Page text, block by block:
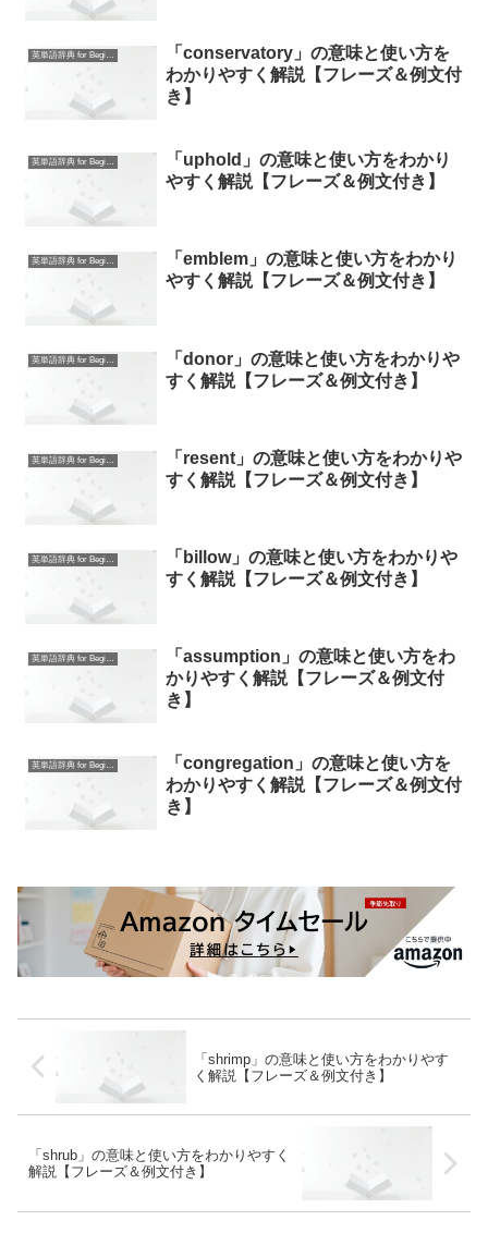
英単語辞典 for Beginners
「conservatory」の意味と使い方を
わかりやすく解説【フレーズ＆例文付
き】
英単語辞典 for Beginners
「uphold」の意味と使い方をわかり
やすく解説【フレーズ＆例文付き】
英単語辞典 for Beginners
「emblem」の意味と使い方をわかり
やすく解説【フレーズ＆例文付き】
英単語辞典 for Beginners
「donor」の意味と使い方をわかりや
すく解説【フレーズ＆例文付き】
英単語辞典 for Beginners
「resent」の意味と使い方をわかりや
すく解説【フレーズ＆例文付き】
英単語辞典 for Beginners
「billow」の意味と使い方をわかりや
すく解説【フレーズ＆例文付き】
英単語辞典 for Beginners
「assumption」の意味と使い方をわ
かりやすく解説【フレーズ＆例文付
き】
英単語辞典 for Beginners
「congregation」の意味と使い方を
わかりやすく解説【フレーズ＆例文付
き】
「shrimp」の意味と使い方をわかりやす
く解説【フレーズ＆例文付き】
「shrub」の意味と使い方をわかりやすく
解説【フレーズ＆例文付き】